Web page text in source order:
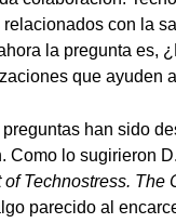
relacionados con la
la pregunta es,
que ayuden
preguntas han sido
Como lo sugirieron
of Technostress. The
parecido al